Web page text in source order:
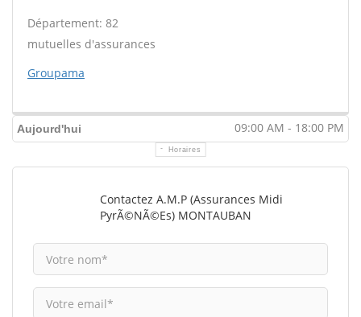
Département: 82
mutuelles d'assurances
Groupama
Aujourd'hui 09:00 AM - 18:00 PM
Horaires
Contactez A.M.P (Assurances Midi
PyrÃ©nÃ©es) MONTAUBAN